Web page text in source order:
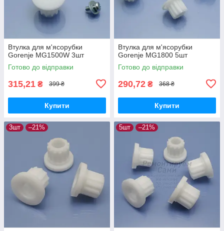
Втулка для м'ясорубки
Gorenje MG1500W 3шт
Готово до відправки
315,21 ₴ 399 ₴
Купити
Втулка для м'ясорубки
Gorenje MG1800 5шт
Готово до відправки
290,72 ₴ 368 ₴
Купити
3шт –21% 5шт –21%